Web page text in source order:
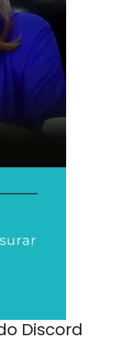
Discord